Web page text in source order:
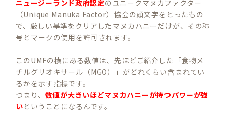
ニュージーランド政府認定のユニークマヌカファクター
（Unique Manuka Factor）協会の頭文字をとったもの
で、厳しい基準をクリアしたマヌカハニーだけが、その称
号とマークの使用を許可されます。
このUMFの横にある数値は、先ほどご紹介した「食物メ
チルグリオキサール（MGO）」がどれくらい含まれてい
るかを示す指標です。
つまり、 数値が大きいほどマヌカハニーが持つパワーが強
い ということになるんです。